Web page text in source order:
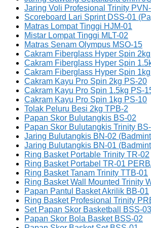
Jaring Voli Profesional Trinity
Scoreboard Lari Sprint DSS-01
Matras Lompat Tinggi HJM-01
Mistar Lompat Tinggi MLT-02
Matras Senam Olympus MSO-15
Cakram Fiberglass Hyper Spin
Cakram Fiberglass Hyper Spin
Cakram Fiberglass Hyper Spin
Cakram Kayu Pro Spin 2kg PS-20
Cakram Kayu Pro Spin 1.5kg PS-
Cakram Kayu Pro Spin 1kg PS-10
Tolak Peluru Besi 2kg TPB-2
Papan Skor Bulutangkis BS-02
Papan Skor Bulutangkis Trinity
Jaring Bulutangkis BN-02
Jaring Bulutangkis BN-01
Ring Basket Portable Trinity TR-02
Ring Basket Portabel TR-01
Ring Basket Tanam Trinity TTB-01
Ring Basket Wall Mounted Trinity
Papan Pantul Basket Akrilik BB-01
Ring Basket Profesional Trinity
Set Papan Skor Basketball BSS-03
Papan Skor Bola Basket BSS-02